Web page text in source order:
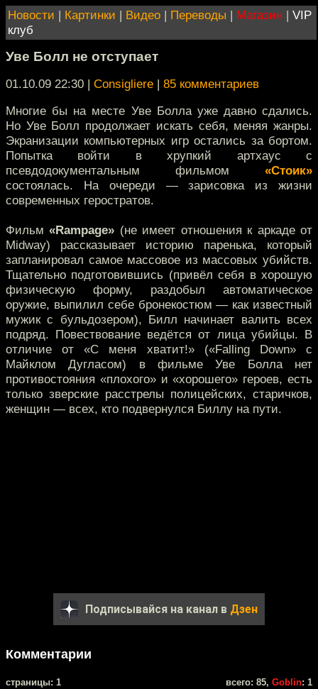
Новости | Картинки | Видео | Переводы | Магазин | VIP
клуб
Уве Болл не отступает
01.10.09 22:30 | Consigliere | 85 комментариев
Многие бы на месте Уве Болла уже давно сдались.
Но Уве Болл продолжает искать себя, меняя жанры.
Экранизации компьютерных игр остались за бортом.
Попытка войти в хрупкий артхаус с
псевдодокументальным фильмом «Стоик»
состоялась. На очереди — зарисовка из жизни
современных геростратов.
Фильм«Rampage» (не имеет отношения к аркаде от
Midway) рассказывает историю паренька, который
запланировал самое массовое из массовых убийств.
Тщательно подготовившись (привёл себя в хорошую
физическую форму, раздобыл автоматическое
оружие, выпилил себе бронекостюм — как известный
мужик с бульдозером), Билл начинает валить всех
подряд. Повествование ведётся от лица убийцы. В
отличие от «С меня хватит!» («Falling Down» с
Майклом Дугласом) в фильме Уве Болла нет
противостояния «плохого» и «хорошего» героев, есть
только зверские расстрелы полицейских, старичков,
женщин — всех, кто подвернулся Биллу на пути.
Подписывайся на канал в Дзен
Комментарии
cтраницы: 1 всего: 85, Goblin: 1